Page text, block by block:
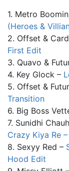
1. Metro
(Heroes &
2. Offset &
First Edit
3. Quavo &
4. Key Glock –
5. Offset &
Transition
6. Big Boss
7. Sunidhi
Crazy Kiya Re
8. Sexyy Red –
Hood Edit